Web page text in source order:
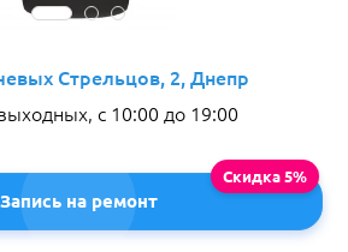
Стрельцов, 2, Днепр
с 10:00 до 19:00
Запись на ремонт